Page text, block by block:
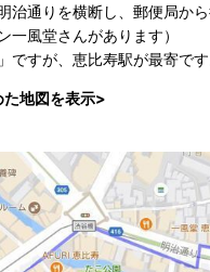
治通りを横断し、郵便局か
一風堂さんがあります）
ですが、恵比寿駅が最寄です
地図を表示>